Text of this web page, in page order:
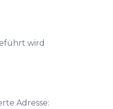
wird
Adresse: